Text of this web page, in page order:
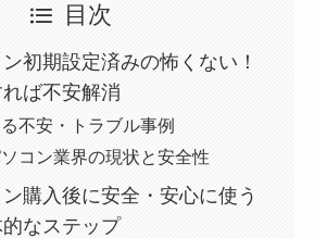
目次
初期設定済みの怖くない！
ば不安解消
不安・トラブル事例
コン業界の現状と安全性
購入後に安全・安心に使う
なステップ